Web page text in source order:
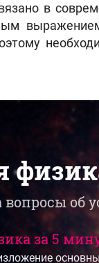
в
вопросы об
за 5